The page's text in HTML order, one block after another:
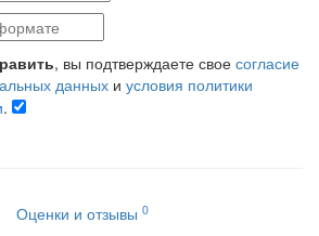
, вы подтверждаете свое согласие
данных и условия политики
.
Оценки и отзывы 0